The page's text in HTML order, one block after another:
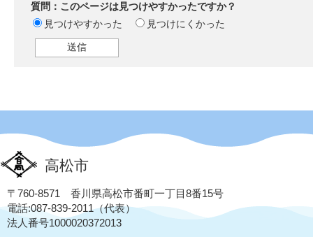
質問：このページは見つけやすかったですか？
見つけやすかった
見つけにくかった
高松市
〒760-8571 香川県高松市番町一丁目8番15号
電話:087-839-2011（代表）
法人番号1000020372013